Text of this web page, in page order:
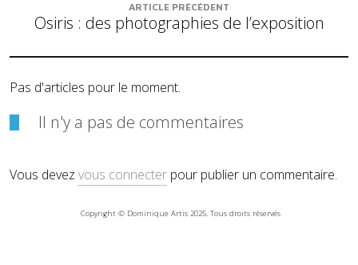
ARTICLE PRÉCÉDENT
Osiris : des photographies de l’exposition
Pas d'articles pour le moment.
Il n'y a pas de commentaires
Vous devez vous connecter pour publier un commentaire.
Copyright © Dominique Artis 2025. Tous droits réservés